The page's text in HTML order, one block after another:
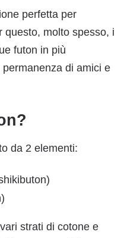
perfetta per
questo, molto spesso, i
futon in più
permanenza di amici e
da 2 elementi:
strati di cotone e